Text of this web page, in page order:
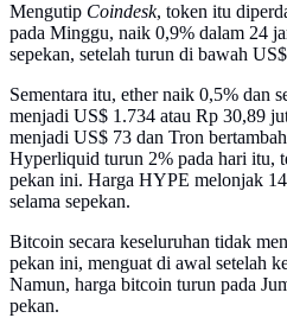
Mengutip Coindesk, token itu
pada Minggu, naik 0,9% dalam 24
sepekan, setelah turun di bawah
Sementara itu, ether naik 0,5% dan
menjadi US$ 1.734 atau Rp 30,89
menjadi US$ 73 dan Tron
Hyperliquid turun 2% pada hari itu,
pekan ini. Harga HYPE melonjak
selama sepekan.
Bitcoin secara keseluruhan tidak
pekan ini, menguat di awal setelah
Namun, harga bitcoin turun pada
pekan.